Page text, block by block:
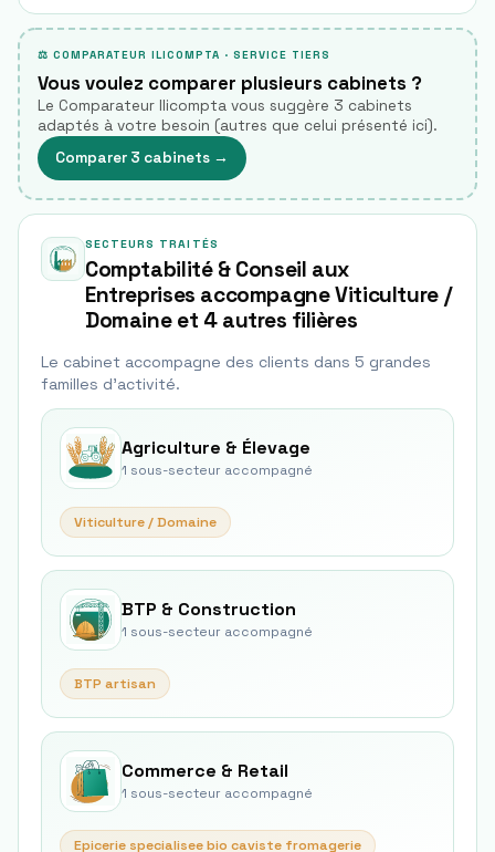
⚖ COMPARATEUR ILICOMPTA · SERVICE TIERS
Vous voulez comparer plusieurs cabinets ?
Le Comparateur Ilicompta vous suggère 3 cabinets
adaptés à votre besoin (autres que celui présenté ici).
Comparer 3 cabinets →
SECTEURS TRAITÉS
Comptabilité & Conseil aux
Entreprises accompagne Viticulture /
Domaine et 4 autres filières
Le cabinet accompagne des clients dans 5 grandes
familles d'activité.
Agriculture & Élevage
1 sous-secteur accompagné
Viticulture / Domaine
BTP & Construction
1 sous-secteur accompagné
BTP artisan
Commerce & Retail
1 sous-secteur accompagné
Epicerie specialisee bio caviste fromagerie